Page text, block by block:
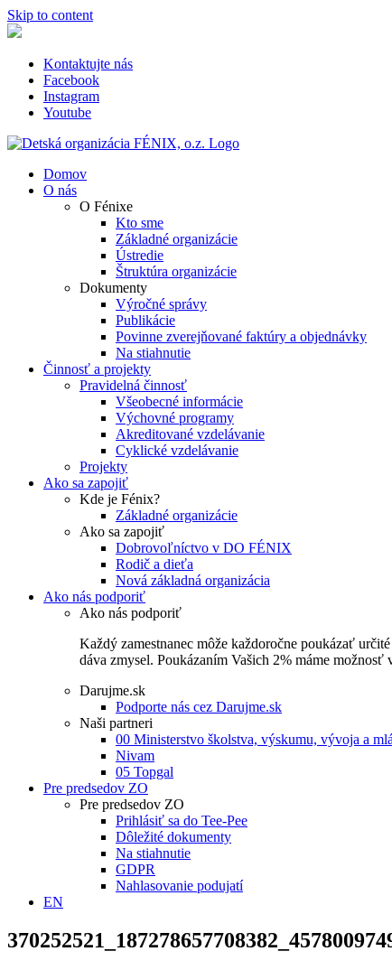
Skip to content
Kontaktujte nás
Facebook
Instagram
Youtube
Domov
O nás
O Fénixe
Kto sme
Základné organizácie
Ústredie
Štruktúra organizácie
Dokumenty
Výročné správy
Publikácie
Povinne zverejňované faktúry a objednávky
Na stiahnutie
Činnosť a projekty
Pravidelná činnosť
Všeobecné informácie
Výchovné programy
Akreditované vzdelávanie
Cyklické vzdelávanie
Projekty
Ako sa zapojiť
Kde je Fénix?
Základné organizácie
Ako sa zapojiť
Dobrovoľníctvo v DO FÉNIX
Rodič a dieťa
Nová základná organizácia
Ako nás podporiť
Ako nás podporiť
Každý zamestnanec môže každoročne poukázať
dáva zmysel. Poukázaním Vašich 2% máme
Darujme.sk
Podporte nás cez Darujme.sk
Naši partneri
00 Ministerstvo školstva, výskumu, vývoja a
Nivam
05 Topgal
Pre predsedov ZO
Pre predsedov ZO
Prihlásiť sa do Tee-Pee
Dôležité dokumenty
Na stiahnutie
GDPR
Nahlasovanie podujatí
EN